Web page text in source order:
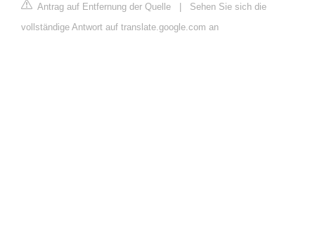
Antrag auf Entfernung der Quelle | Sehen Sie sich die
vollständige Antwort auf translate.google.com an